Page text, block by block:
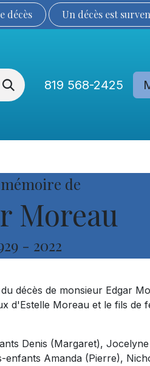
décès Un décès est
819 568-2425
de
Moreau
- 2022
décès de monsieur Edgar
d'Estelle Moreau et le fils de
Denis (Margaret),
enfants Amanda (Pierre),